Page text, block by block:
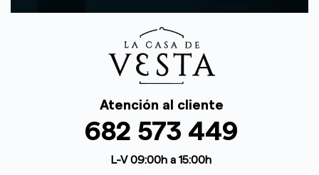
Atención al cliente
682 573 449
L-V 09:00h a 15:00h